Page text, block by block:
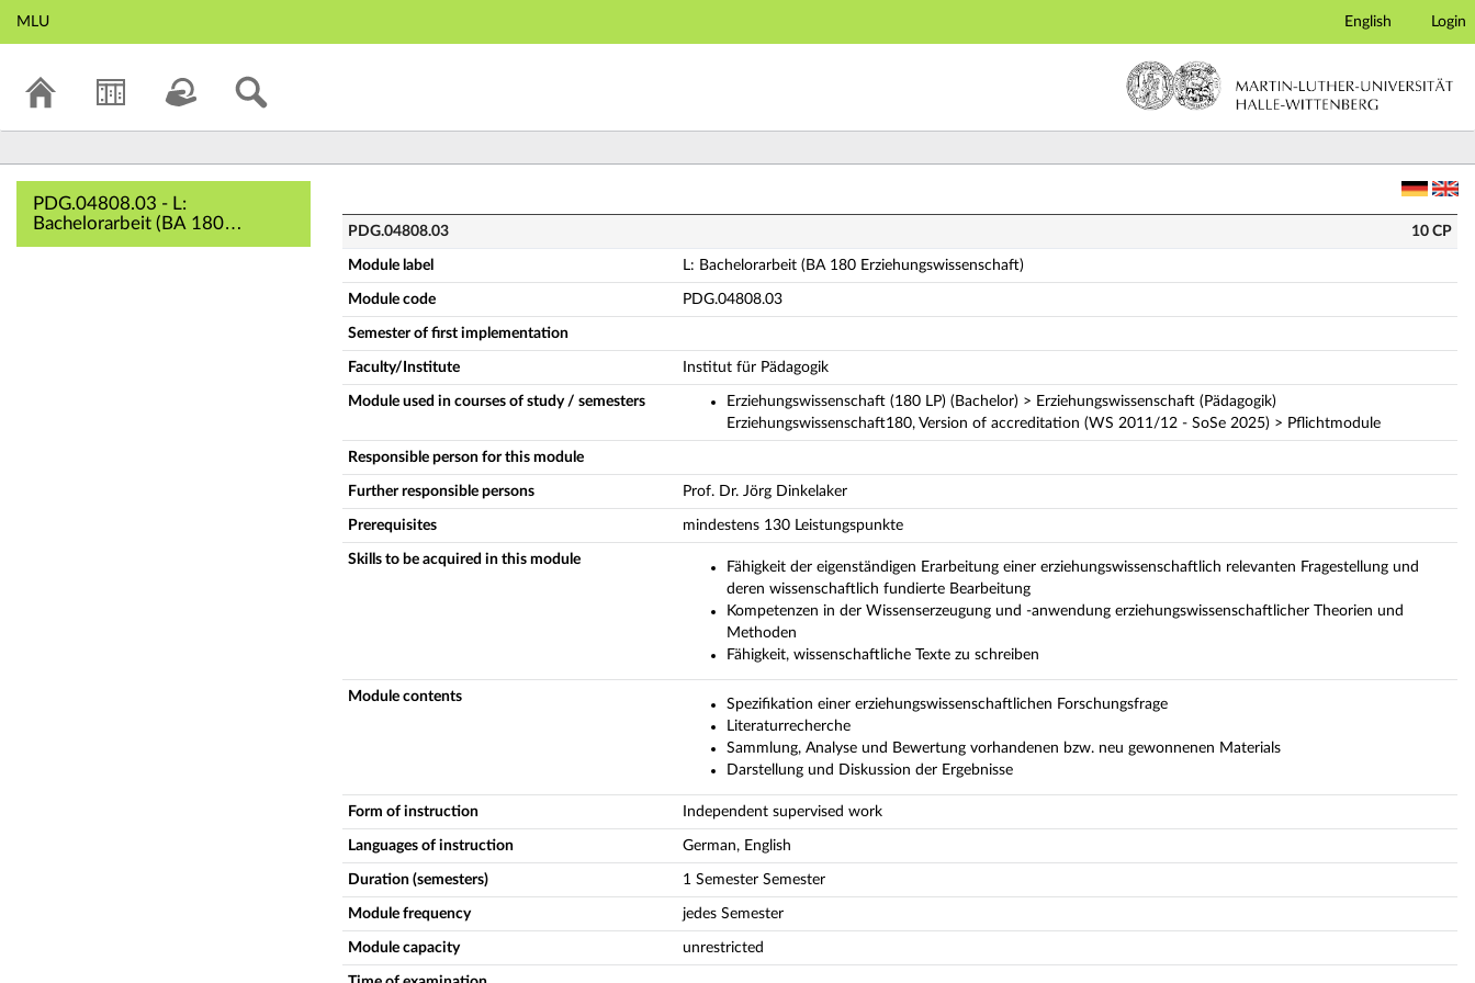
Main navigation
MLU English Login
PDG.04808.03 - L:
Bachelorarbeit (BA 180
Erziehungswissenschaft)
PDG.04808.03 10 CP
Module label L: Bachelorarbeit (BA 180 Erziehungswissenschaft)
Module code PDG.04808.03
Semester of first implementation
Faculty/Institute Institut für Pädagogik
Module used in courses of study / semesters
Erziehungswissenschaft (180 LP) (Bachelor) > Erziehungswissenschaft (Pädagogik)
Erziehungswissenschaft180, Version of accreditation (WS 2011/12 - SoSe 2025) > Pflichtmodule
Responsible person for this module
Further responsible persons Prof. Dr. Jörg Dinkelaker
Prerequisites mindestens 130 Leistungspunkte
Skills to be acquired in this module
Fähigkeit der eigenständigen Erarbeitung einer erziehungswissenschaftlich relevanten Fragestellung und
deren wissenschaftlich fundierte Bearbeitung
Kompetenzen in der Wissenserzeugung und -anwendung erziehungswissenschaftlicher Theorien und
Methoden
Fähigkeit, wissenschaftliche Texte zu schreiben
Module contents
Spezifikation einer erziehungswissenschaftlichen Forschungsfrage
Literaturrecherche
Sammlung, Analyse und Bewertung vorhandenen bzw. neu gewonnenen Materials
Darstellung und Diskussion der Ergebnisse
Form of instruction Independent supervised work
Languages of instruction German, English
Duration (semesters) 1 Semester Semester
Module frequency jedes Semester
Module capacity unrestricted